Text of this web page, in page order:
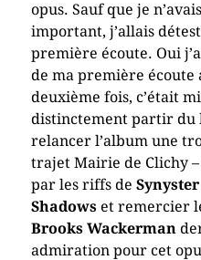
opus. Sauf que je
important, j’allais
première écoute. Oui
de ma première écoute
deuxième fois, c’était
distinctement partir du
relancer l’album une
trajet Mairie de Clichy
par les riffs de Synyster
Shadowset remercier
Brooks Wackerman
admiration pour cet